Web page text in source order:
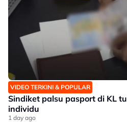
VIDEO TERKINI & POPULAR
Sindiket palsu pasport di KL
individu
1 day ago